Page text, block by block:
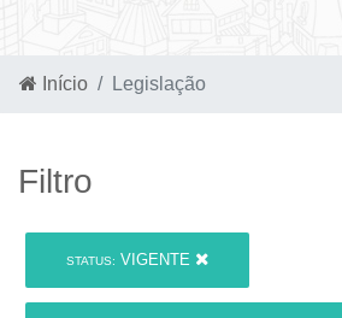
Início Legislação
Filtro
STATUS: VIGENTE